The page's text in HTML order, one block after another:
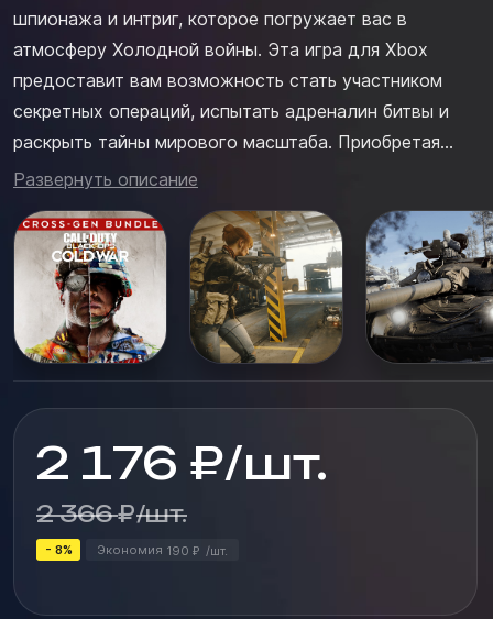
шпионажа и интриг, которое погружает вас в
атмосферу Холодной войны. Эта игра для Xbox
предоставит вам возможность стать участником
секретных операций, испытать адреналин битвы и
раскрыть тайны мирового масштаба. Приобретая
игру для иксбокс в магазине myconsolestore, вы
профессиональной поддержке. myconsolestore - это
надёжный продавец цифровых товаро...
Развернуть описание
2 176 ₽/шт.
2 366 ₽/шт.
- 8% Экономия 190 ₽ /шт.